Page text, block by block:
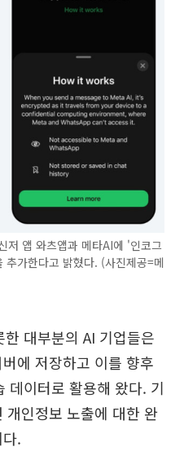
앱 와츠앱과 메타AI에 '인코그
가한다고 밝혔다. (사진제공=메
대부분의 AI 기업들은
에 저장하고 이를 향후
데이터로 활용해 왔다. 기
개인정보 노출에 대한 완
.